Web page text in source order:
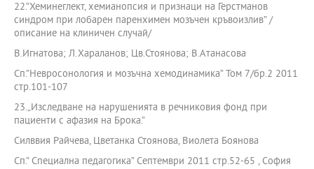
22.”Хеминеглект, хемианопсия и признаци на Герстманов
синдром при лобарен паренхимен мозъчен кръвоизлив” /
описание на клиничен случай/
В.Игнатова; Л.Хараланов; Цв.Стоянова; В.Атанасова
Сп.”Невросонология и мозъчна хемодинамика” Том 7/бр.2 2011
стр.101-107
23.„Изследване на нарушенията в речниковия фонд при
пациенти с афазия на Брока.”
Силввия Райчева, Цветанка Стоянова, Виолета Боянова
Сп.” Специална педагогика” Септември 2011 стр.52-65 , София